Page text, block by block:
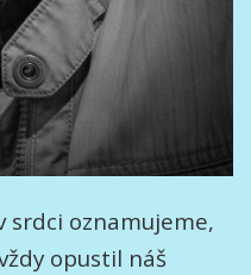
srdci oznamujeme,
opustil náš